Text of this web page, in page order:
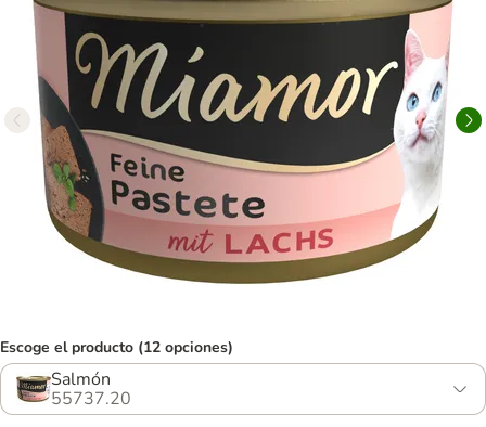
Escoge el producto (12 opciones)
Salmón
55737.20